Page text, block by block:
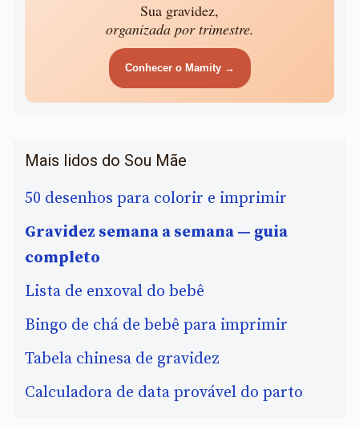
Sua gravidez,
organizada por trimestre.
Conhecer o Mamity →
Mais lidos do Sou Mãe
50 desenhos para colorir e imprimir
Gravidez semana a semana — guia
completo
Lista de enxoval do bebê
Bingo de chá de bebê para imprimir
Tabela chinesa de gravidez
Calculadora de data provável do parto